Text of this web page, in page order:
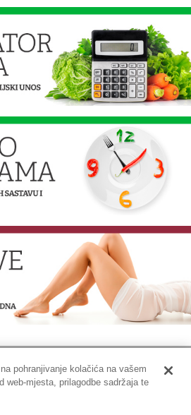
pohranjivanje kolačića na vašem
web-mjesta, prilagodbe sadržaja te